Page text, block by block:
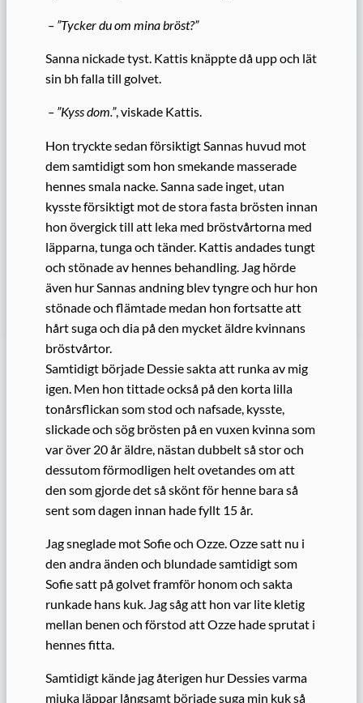
– ”Tycker du om mina bröst?”
Sanna nickade tyst. Kattis knäppte då upp och lät
sin bh falla till golvet.
– ”Kyss dom.”, viskade Kattis.
Hon tryckte sedan försiktigt Sannas huvud mot
dem samtidigt som hon smekande masserade
hennes smala nacke. Sanna sade inget, utan
kysste försiktigt mot de stora fasta brösten innan
hon övergick till att leka med bröstvårtorna med
läpparna, tunga och tänder. Kattis andades tungt
och stönade av hennes behandling. Jag hörde
även hur Sannas andning blev tyngre och hur hon
stönade och flämtade medan hon fortsatte att
hårt suga och dia på den mycket äldre kvinnans
bröstvårtor.
Samtidigt började Dessie sakta att runka av mig
igen. Men hon tittade också på den korta lilla
tonårsflickan som stod och nafsade, kysste,
slickade och sög brösten på en vuxen kvinna som
var över 20 år äldre, nästan dubbelt så stor och
dessutom förmodligen helt ovetandes om att
den som gjorde det så skönt för henne bara så
sent som dagen innan hade fyllt 15 år.
Jag sneglade mot Sofie och Ozze. Ozze satt nu i
den andra änden och blundade samtidigt som
Sofie satt på golvet framför honom och sakta
runkade hans kuk. Jag såg att hon var lite kletig
mellan benen och förstod att Ozze hade sprutat i
hennes fitta.
Samtidigt kände jag återigen hur Dessies varma
mjuka läppar långsamt började suga min kuk så